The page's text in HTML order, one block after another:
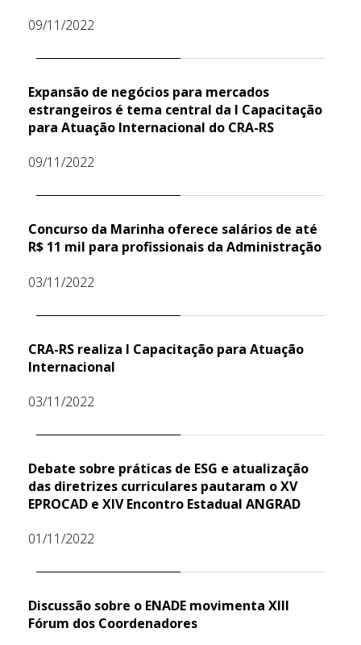
09/11/2022
Expansão de negócios para mercados
estrangeiros é tema central da I Capacitação
para Atuação Internacional do CRA-RS
09/11/2022
Concurso da Marinha oferece salários de até
R$ 11 mil para profissionais da Administração
03/11/2022
CRA-RS realiza I Capacitação para Atuação
Internacional
03/11/2022
Debate sobre práticas de ESG e atualização
das diretrizes curriculares pautaram o XV
EPROCAD e XIV Encontro Estadual ANGRAD
01/11/2022
Discussão sobre o ENADE movimenta XIII
Fórum dos Coordenadores